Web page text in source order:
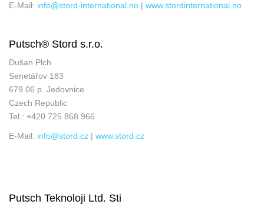
E-Mail: info@stord-international.no | www.stordinternational.no
Putsch® Stord s.r.o.
Dušan Plch
Senetářov 183
679 06 p. Jedovnice
Czech Republic
Tel.: +420 725 868 966
E-Mail: info@stord.cz | www.stord.cz
Putsch Teknoloji Ltd. Sti